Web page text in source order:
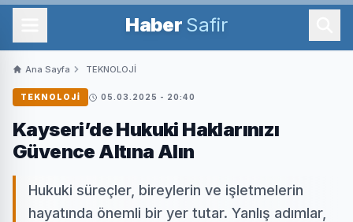
Haber Safir
Ana Sayfa TEKNOLOJİ
TEKNOLOJİ 05.03.2025 - 20:40
Kayseri’de Hukuki Haklarınızı
Güvence Altına Alın
Hukuki süreçler, bireylerin ve işletmelerin
hayatında önemli bir yer tutar. Yanlış adımlar,